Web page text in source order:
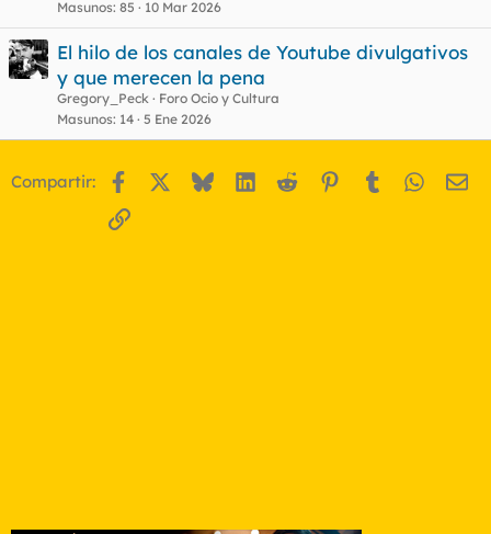
Masunos 85 10 Mar 2026
El hilo de los canales de Youtube divulgativos
y que merecen la pena
Gregory_Peck
Foro Ocio y Cultura
Masunos 14 5 Ene 2026
Compartir: Facebook BlueskyLinkedIn
Reddit Pinterest
Tumblr
Enlace